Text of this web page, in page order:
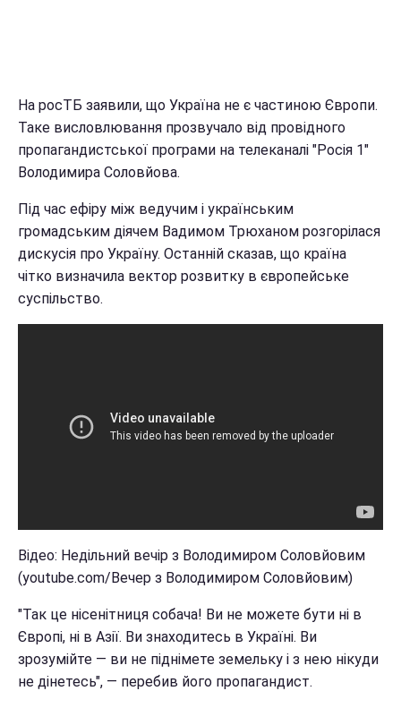
На росТБ заявили, що Україна не є частиною Європи.
Таке висловлювання прозвучало від провідного
пропагандистської програми на телеканалі "Росія 1"
Володимира Соловйова.
Під час ефіру між ведучим і українським
громадським діячем Вадимом Трюханом розгорілася
дискусія про Україну. Останній сказав, що країна
чітко визначила вектор розвитку в європейське
суспільство.
Відео: Недільний вечір з Володимиром Соловйовим
(youtube.com/Вечер з Володимиром Соловйовим)
"Так це нісенітниця собача! Ви не можете бути ні в
Європі, ні в Азії. Ви знаходитесь в Україні. Ви
зрозумійте — ви не піднімете земельку і з нею нікуди
не дінетесь", — перебив його пропагандист.